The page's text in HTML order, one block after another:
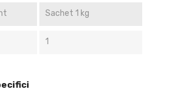
Sachet 1 kg
1